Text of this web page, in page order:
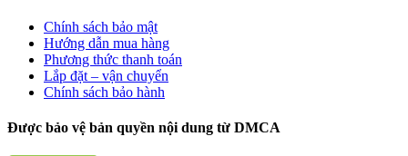
Chính sách bảo mật
Hướng dẫn mua hàng
Phương thức thanh toán
Lắp đặt – vận chuyển
Chính sách bảo hành
Được bảo vệ bản quyền nội dung từ DMCA